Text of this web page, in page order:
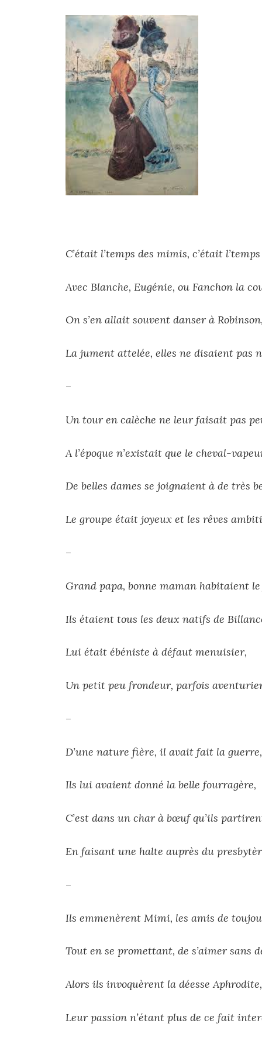
C’était l’temps des mimis, c’était
Avec Blanche, Eugénie, ou Fanchon la
On s’en allait souvent danser à
La jument attelée, elles ne disaient pas
–
Un tour en calèche ne leur faisait pas
A l’époque n’existait que le cheval-
De belles dames se joignaient à de très
Le groupe était joyeux et les rêves
–
Grand papa, bonne maman habitaient
Ils étaient tous les deux natifs de
Lui était ébéniste à défaut menuisier,
Un petit peu frondeur, parfois
–
D’une nature fière, il avait fait la guerre,
Ils lui avaient donné la belle fourragère,
C’est dans un char à bœuf qu’ils
En faisant une halte auprès du
–
Ils emmenèrent Mimi, les amis de
Tout en se promettant, de s’aimer sans
Alors ils invoquèrent la déesse
Leur passion n’étant plus de ce fait